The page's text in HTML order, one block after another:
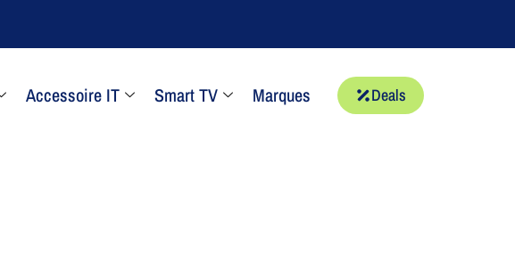
Accessoire IT Smart TV Marques Deals